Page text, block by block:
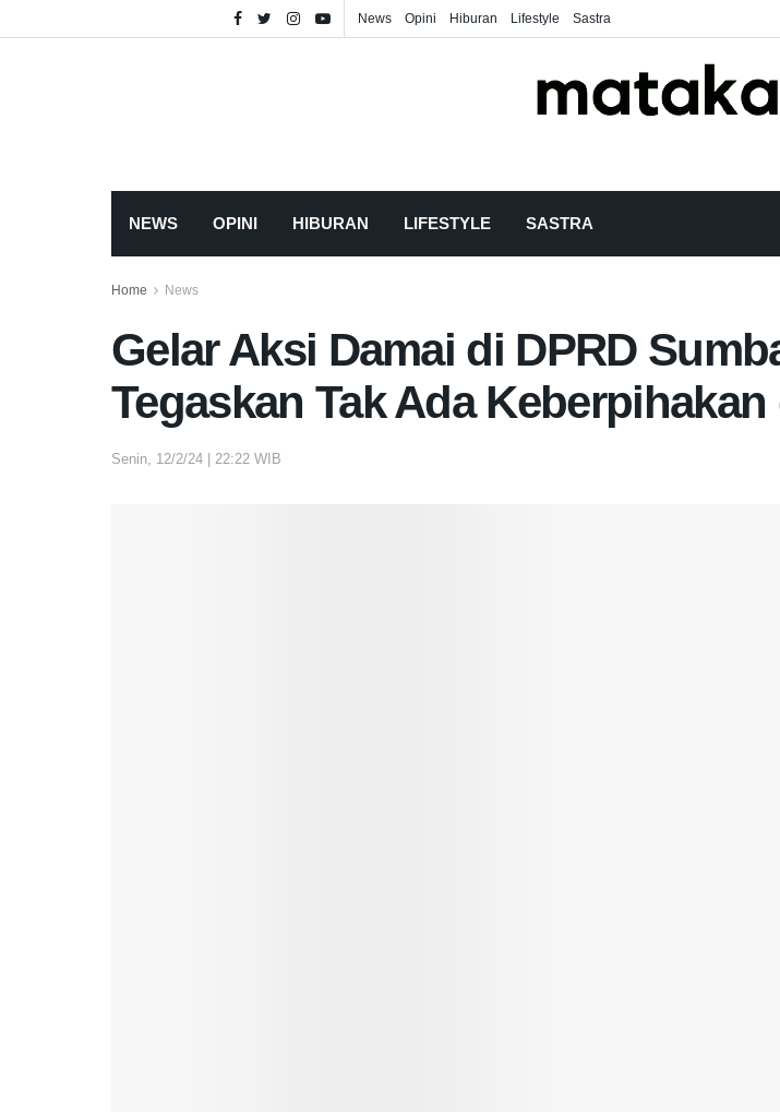
News Opini Hiburan Lifestyle Sastra
NEWS OPINI HIBURAN LIFESTYLE SASTRA
Home News
Gelar Aksi Damai di DPRD
Tegaskan Tak Ada
Senin, 12/2/24 | 22:22 WIB